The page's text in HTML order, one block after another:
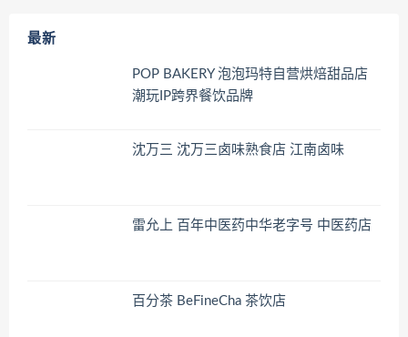
最新
POP BAKERY 泡泡玛特自营烘焙甜品店
潮玩IP跨界餐饮品牌
沈万三 沈万三卤味熟食店 江南卤味
雷允上 百年中医药中华老字号 中医药店
百分茶 BeFineCha 茶饮店